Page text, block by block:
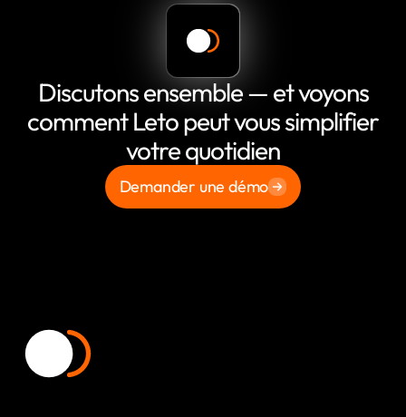
Discutons ensemble — et voyons
comment Leto peut vous simplifier
votre quotidien
Demander une démo